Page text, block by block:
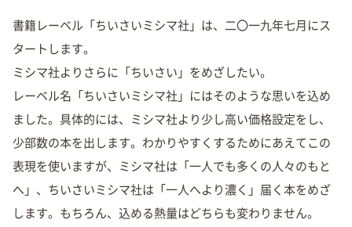
書籍レーベル「ちいさいミシマ社」は、二〇一九年七月にス
タートします。
ミシマ社よりさらに「ちいさい」をめざしたい。
レーベル名「ちいさいミシマ社」にはそのような思いを込め
ました。具体的には、ミシマ社より少し高い価格設定をし、
少部数の本を出します。わかりやすくするためにあえてこの
表現を使いますが、ミシマ社は「一人でも多くの人々のもと
へ」、ちいさいミシマ社は「一人へより濃く」届く本をめざ
します。もちろん、込める熱量はどちらも変わりません。